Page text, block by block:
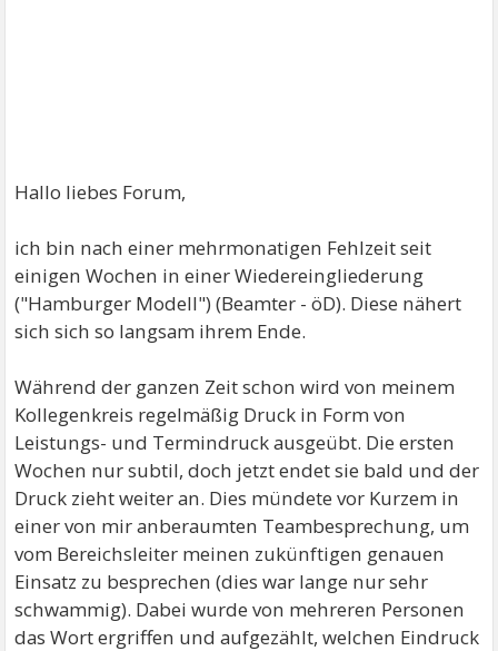
Hallo liebes Forum,
ich bin nach einer mehrmonatigen Fehlzeit seit
einigen Wochen in einer Wiedereingliederung
("Hamburger Modell") (Beamter - öD). Diese nähert
sich sich so langsam ihrem Ende.
Während der ganzen Zeit schon wird von meinem
Kollegenkreis regelmäßig Druck in Form von
Leistungs- und Termindruck ausgeübt. Die ersten
Wochen nur subtil, doch jetzt endet sie bald und der
Druck zieht weiter an. Dies mündete vor Kurzem in
einer von mir anberaumten Teambesprechung, um
vom Bereichsleiter meinen zukünftigen genauen
Einsatz zu besprechen (dies war lange nur sehr
schwammig). Dabei wurde von mehreren Personen
das Wort ergriffen und aufgezählt, welchen Eindruck